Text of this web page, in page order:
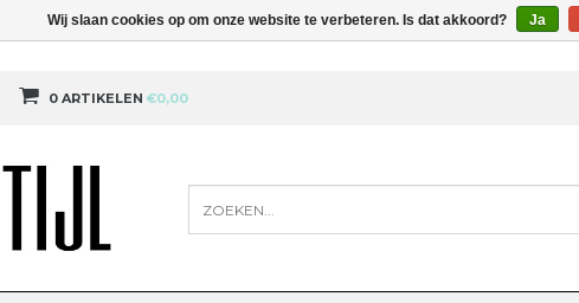
0 ARTIKELEN €0,00
Wij slaan cookies op om onze website te verbeteren. Is dat akkoord? Ja